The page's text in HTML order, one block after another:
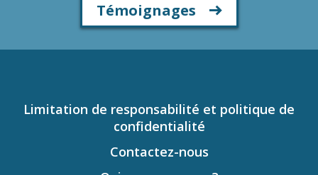
Témoignages
Limitation de responsabilité et politique de
confidentialité
Contactez-nous